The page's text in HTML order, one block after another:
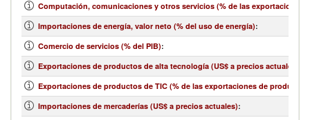
Computación, comunicaciones y otros servicios (% de las exportaciones
Importaciones de energía, valor neto (% del uso de energía):
Comercio de servicios (% del PIB):
Exportaciones de productos de alta tecnología (US$ a precios actuales)
Exportaciones de productos de TIC (% de las exportaciones de productos)
Importaciones de mercaderías (US$ a precios actuales):